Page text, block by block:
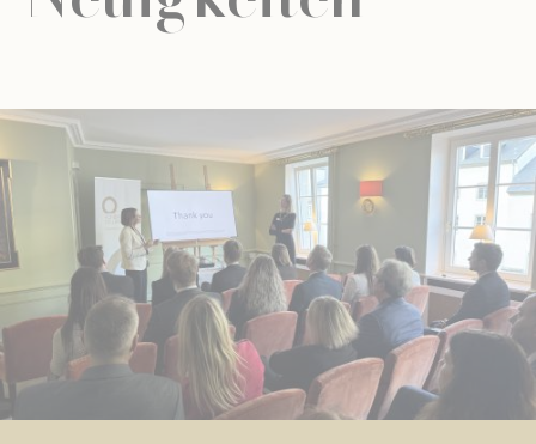
UNIVERSELLE BILDUNG UNIVERSELLE BILDUNG